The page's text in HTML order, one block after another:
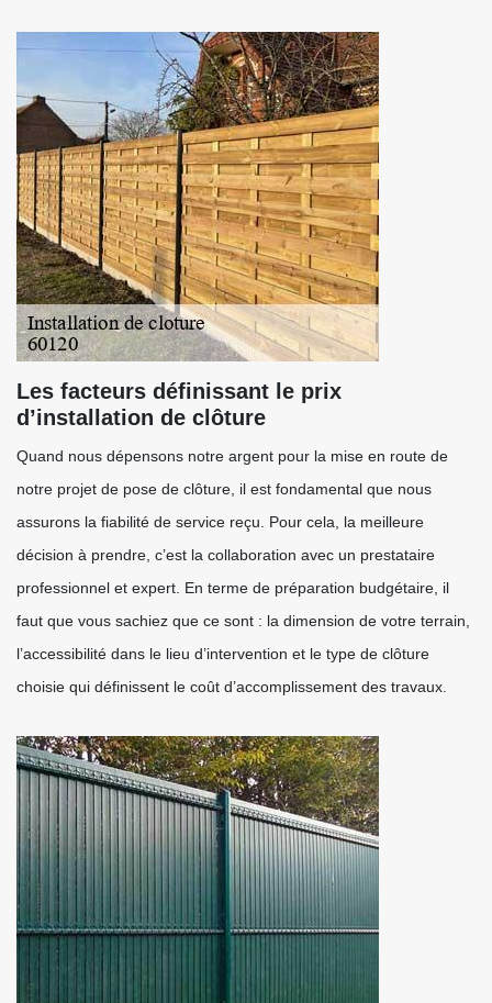
Les facteurs définissant le prix
d’installation de clôture
Quand nous dépensons notre argent pour la mise en route de
notre projet de pose de clôture, il est fondamental que nous
assurons la fiabilité de service reçu. Pour cela, la meilleure
décision à prendre, c’est la collaboration avec un prestataire
professionnel et expert. En terme de préparation budgétaire, il
faut que vous sachiez que ce sont : la dimension de votre terrain,
l’accessibilité dans le lieu d’intervention et le type de clôture
choisie qui définissent le coût d’accomplissement des travaux.